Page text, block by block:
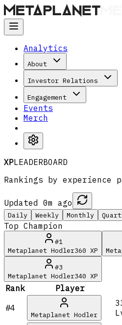
Analytics
About
Investor Relations
Engagement
Events
Merch
XPLEADERBOARD
Rankings by experience
Updated 0m ago
Daily Weekly Monthly
Top Champion
#1
Metaplanet Hodler360 XP
#3
Metaplanet Hodler340 XP
Rank Player
#4
Metaplanet Hodler